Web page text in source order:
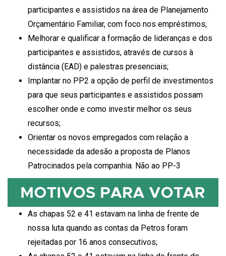
participantes e assistidos na área de Planejamento
Orçamentário Familiar, com foco nos empréstimos;
Melhorar e qualificar a formação de lideranças e dos
participantes e assistidos, através de cursos à
distância (EAD) e palestras presenciais;
Implantar no PP2 a opção de perfil de investimentos
para que seus participantes e assistidos possam
escolher onde e como investir melhor os seus
recursos;
Orientar os novos empregados com relação a
necessidade da adesão a proposta de Planos
Patrocinados pela companhia. Não ao PP-3
As chapas 52 e 41 estavam na linha de frente de
nossa luta quando as contas da Petros foram
rejeitadas por 16 anos consecutivos;